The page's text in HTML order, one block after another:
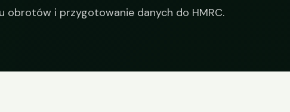
obrotów i przygotowanie danych do HMRC.